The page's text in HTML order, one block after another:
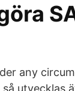
any
utvecklas